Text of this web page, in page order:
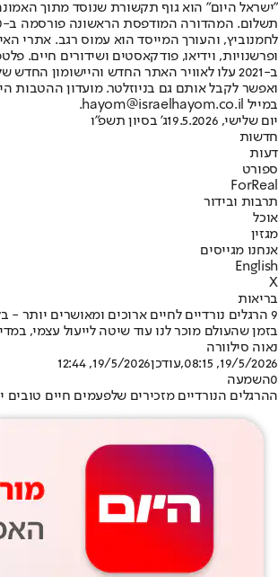
"ישראל היום" הוא גוף תקשורת שנוסד מתוך
ופרשנויות, וידיאו, פודקאסטים ושידורים חיים.
ב-2021 עלו לאוויר האתר החדש והיישומון
ואפשר לקבל אותם גם בניוזלטר. מועדון ההטבות
במייל hayom@israelhayom.co.il.
יום שלישי, 19.5.2026
ג' בסיון תשפ"ו
חדשות
דעות
ספורט
ForReal
תרבות ובידור
אוכל
מגזין
אנחנו מגייסים
English
X
בריאות
9 הרגלים נורדיים לחיים ארוכים ומאושרים יותר - בלי מרוץ מטורף
בזמן שהעולם מוכר לנו עוד שיטה לייעול עצמי,
נאוה סילוורה
19/5/2026, 08:15
,עודכן19/5/2026, 12:44
0השמעה
ההרגלים הנורדיים מזכירים שלפעמים חיים טובים